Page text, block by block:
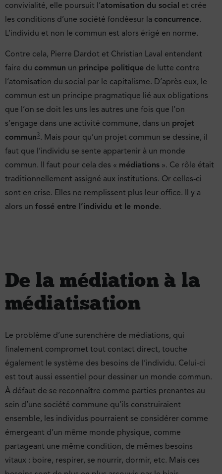
convivialité, elle poursuit l’atomisation du social et crée
les conditions d’une société fondéesur la concurrence.
L’individu et non le commun est alors érigé en norme.
Contre cela, Pierre Dardot et Christian Laval entendent
faire du commun un principe politique de lutte contre
l’atomisation du social par le capitalisme. D’après eux, le
commun est un principe pragmatique lié aux obligations
que l’on se doit les uns les autres une fois que l’on
s’engage dans une activité commune, dans un projet
commun3. Mais pour qu’un projet commun se dessine, il
faut que l’individu se sente appartenir à un monde
commun. Il faut pour cela des « médiations ». Ce rôle était
traditionnellement assigné aux institutions. Or celles-ci
sont en crise. Elles ne remplissent plus leur office. Il y a
alors un fossé entre l’individu et le monde.
De la médiation à la
médiatisation
Le problème d’une surenchère de médiations, qui
finalement compromet tout contact direct, touche
également le système des besoins de l’individu. Celui-ci
est tout aussi essentiel pour dessiner un monde commun.
À défaut de se reconnaître comme parties prenantes au
sein d’une société commune qu’ils construiraient
ensemble, les individus pourraient se considérer comme
émergeant d’un même monde physique, comme
partageant une même condition, de mêmes besoins
vitaux : boire, respirer, se nourrir, dormir, etc. Mais ces